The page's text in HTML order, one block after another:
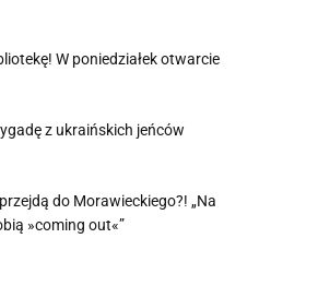
W poniedziałek otwarcie
z ukraińskich jeńców
do Morawieckiego?! „Na
»coming out«”